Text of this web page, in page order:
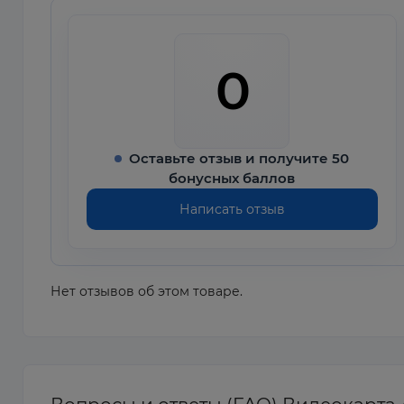
0
Оставьте отзыв и получите 50
бонусных баллов
Написать отзыв
Нет отзывов об этом товаре.